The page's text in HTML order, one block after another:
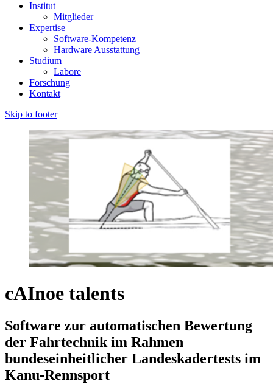
Institut
Mitglieder
Expertise
Software-Kompetenz
Hardware Ausstattung
Studium
Labore
Forschung
Kontakt
Skip to footer
cAInoe talents
Software zur automatischen Bewertung
der Fahrtechnik im Rahmen
bundeseinheitlicher Landeskadertests im
Kanu-Rennsport